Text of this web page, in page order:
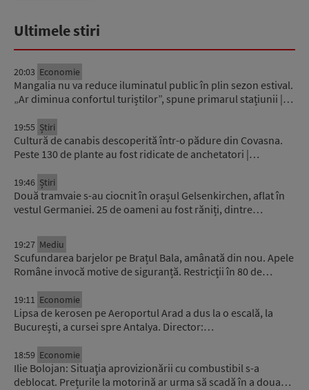
Ultimele stiri
20:03 Economie
Mangalia nu va reduce iluminatul public în plin sezon estival.
„Ar diminua confortul turiștilor”, spune primarul stațiunii |…
19:55 Știri
Cultură de canabis descoperită într-o pădure din Covasna.
Peste 130 de plante au fost ridicate de anchetatori |…
19:46 Știri
Două tramvaie s-au ciocnit în orașul Gelsenkirchen, aflat în
vestul Germaniei. 25 de oameni au fost răniți, dintre…
19:27 Mediu
Scufundarea barjelor pe Brațul Bala, amânată din nou. Apele
Române invocă motive de siguranță. Restricții în 80 de…
19:11 Economie
Lipsa de kerosen pe Aeroportul Arad a dus la o escală, la
București, a cursei spre Antalya. Director:…
18:59 Economie
Ilie Bolojan: Situaţia aprovizionării cu combustibil s-a
deblocat. Prețurile la motorină ar urma să scadă în a doua…